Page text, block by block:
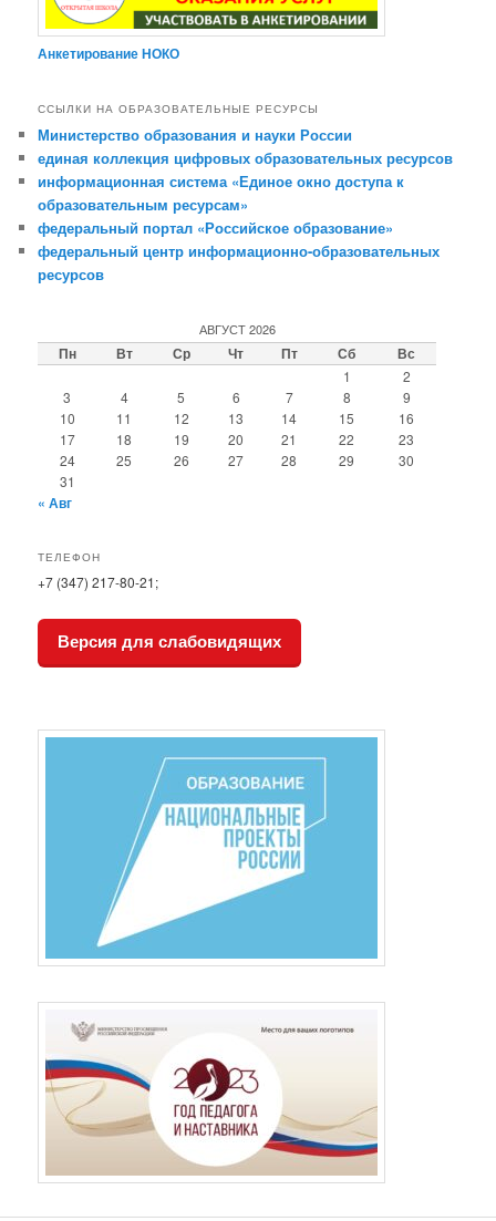
Анкетирование НОКО
ССЫЛКИ НА ОБРАЗОВАТЕЛЬНЫЕ РЕСУРСЫ
Министерство образования и науки России
единая коллекция цифровых образовательных ресурсов
информационная система «Единое окно доступа к
образовательным ресурсам»
федеральный портал «Российское образование»
федеральный центр информационно-образовательных
ресурсов
АВГУСТ 2026
Пн Вт Ср Чт Пт Сб Вс
1
2
3
4 5 6 7 8
9
10
11 12 13 14 15
16
17
18 19 20 21 22
23
24
25 26 27 28 29
30
31
« Авг
ТЕЛЕФОН
+7 (347) 217-80-21;
Версия для слабовидящих